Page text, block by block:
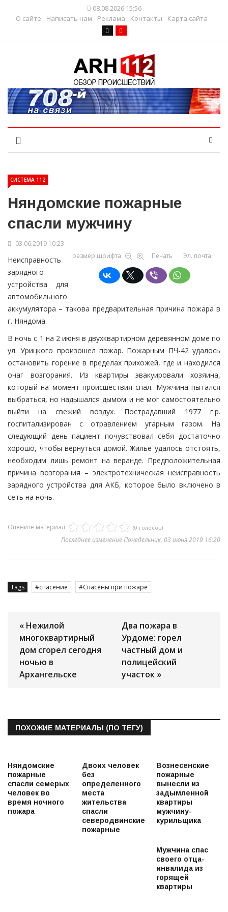
08.08.2026 15:56
О сайте
Написать нам Реклама Контакты Карта сайта
СИСТЕМА 112
Няндомские пожарные
спасли мужчину
03.06.2019 10:23
размер шрифта
Печать Эл. почта
Неисправность
зарядного
устройства для
автомобильного
аккумулятора – такова предварительная причина пожара в
г. Няндома.
В ночь с 1 на 2 июня в двухквартирном деревянном доме по
ул. Урицкого произошел пожар. Пожарным ПЧ-42 удалось
остановить горение в пределах прихожей, где и находился
очаг возгорания. Из квартиры эвакуировали хозяина,
который на момент происшествия спал. Мужчина пытался
выбраться, но надышался дымом и не мог самостоятельно
выйти на свежий воздух. Пострадавший 1977 г.р.
госпитализирован с отравлением угарным газом. На
следующий день пациент почувствовал себя достаточно
хорошо, чтобы вернуться домой. Жилье удалось отстоять,
необходим лишь ремонт на веранде. Предположительная
причина возгорания – электротехническая неисправность
зарядного устройства для АКБ, которое было включено в
сеть на ночь.
Оцените материал (0 голосов)
Последнее изменение Понедельник, 03 июня 2019 16:20
Tags спасение Спасены при пожаре
« Нежилой
многоквартирный
дом сгорел сегодня
ночью в
Архангельске
Два пожара в
Урдоме: горел
частный дом и
полицейский
участок »
ПОХОЖИЕ МАТЕРИАЛЫ (ПО ТЕГУ)
Няндомские
пожарные
спасли семерых
человек во
время ночного
пожара
Двоих человек
без
определенного
места
жительства
спасли
северодвинские
пожарные
Вознесенские
пожарные
вынесли из
задымленной
квартиры
мужчину-
курильщика
Мужчина спас
своего отца-
инвалида из
горящей
квартиры